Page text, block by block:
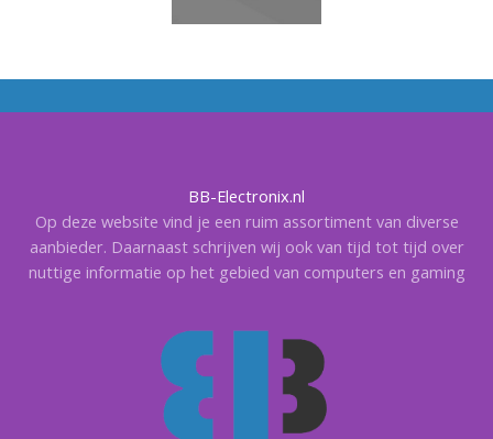
BB-Electronix.nl
Op deze website vind je een ruim assortiment van diverse
aanbieder. Daarnaast schrijven wij ook van tijd tot tijd over
nuttige informatie op het gebied van computers en gaming